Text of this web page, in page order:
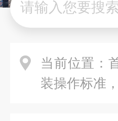
当前位置：
装操作标准